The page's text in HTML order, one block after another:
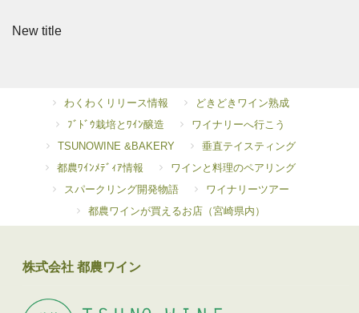
New title
わくわくリリース情報
どきどきワイン熟成
ﾌﾞﾄﾞｳ栽培とﾜｲﾝ醸造
ワイナリーへ行こう
TSUNOWINE &BAKERY
垂直テイスティング
都農ﾜｲﾝﾒﾃﾞｨｱ情報
ワインと料理のペアリング
スパークリング開発物語
ワイナリーツアー
都農ワインが買えるお店（宮崎県内）
株式会社 都農ワイン